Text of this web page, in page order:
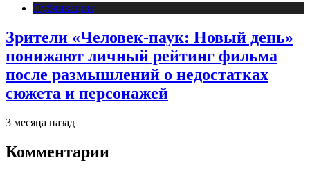
Публикации
Зрители «Человек-паук: Новый день»
понижают личный рейтинг фильма
после размышлений о недостатках
сюжета и персонажей
3 месяца назад
Комментарии